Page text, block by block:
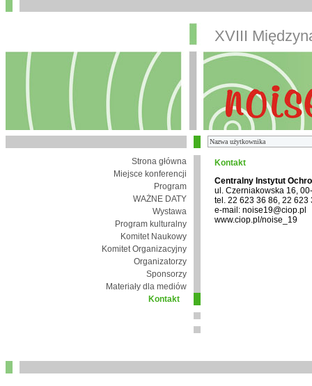
XVIII
Strona główna
Miejsce konferencji
Program
WAŻNE DATY
Wystawa
Program kulturalny
Komitet Naukowy
Komitet Organizacyjny
Organizatorzy
Sponsorzy
Materiały dla mediów
Kontakt
Kontakt
Centralny Instytut
ul. Czerniakowska 16,
tel. 22 623 36 86, 22 623
e-mail: noise19@ciop.pl
www.ciop.pl/noise_19